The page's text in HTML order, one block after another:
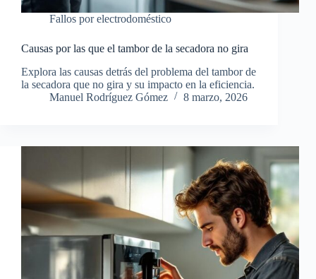
Fallos por electrodoméstico
Causas por las que el tambor de la secadora no gira
Explora las causas detrás del problema del tambor de
la secadora que no gira y su impacto en la eficiencia.
Manuel Rodríguez Gómez
8 marzo, 2026